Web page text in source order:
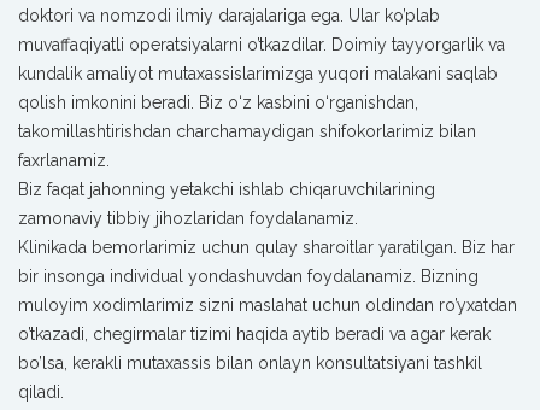
doktori va nomzodi ilmiy darajalariga ega. Ular ko’plab
muvaffaqiyatli operatsiyalarni o’tkazdilar. Doimiy tayyorgarlik va
kundalik amaliyot mutaxassislarimizga yuqori malakani saqlab
qolish imkonini beradi. Biz o‘z kasbini o‘rganishdan,
takomillashtirishdan charchamaydigan shifokorlarimiz bilan
faxrlanamiz.
Biz faqat jahonning yetakchi ishlab chiqaruvchilarining
zamonaviy tibbiy jihozlaridan foydalanamiz.
Klinikada bemorlarimiz uchun qulay sharoitlar yaratilgan. Biz har
bir insonga individual yondashuvdan foydalanamiz. Bizning
muloyim xodimlarimiz sizni maslahat uchun oldindan ro’yxatdan
o’tkazadi, chegirmalar tizimi haqida aytib beradi va agar kerak
bo’lsa, kerakli mutaxassis bilan onlayn konsultatsiyani tashkil
qiladi.